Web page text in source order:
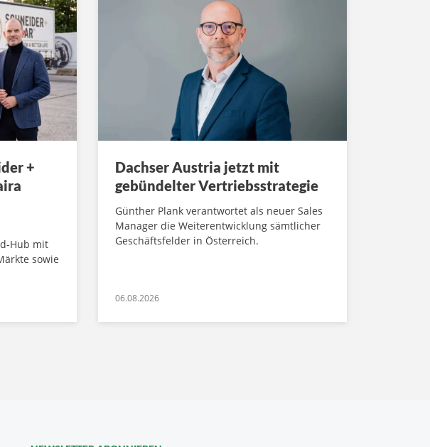
+
Hub mit
sowie
Dachser Austria jetzt mit
gebündelter Vertriebsstrategie
Günther Plank verantwortet als neuer Sales
Manager die Weiterentwicklung sämtlicher
Geschäftsfelder in Österreich.
06.08.2026